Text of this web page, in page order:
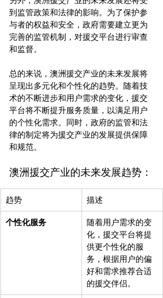
到监管政策和法律的影响。为了保护参
与者的权益和安全，政府需要建立更为
完善的监管机制，对援交平台进行审查
和监督。
总的来说，澳洲援交产业的未来发展将
呈现出多元化和个性化的趋势。随着技
术的不断进步和用户需求的变化，援交
平台将不断提升服务质量，以满足用户
的个性化需求。同时，政府的监管和法
律的制定将为援交产业的发展提供保障
澳洲援交产业的未来发展趋势：
趋势 描述
个性化服务
随着用户需求的变
化，援交平台将提
供更个性化的服
务，根据用户的偏
好和需求推荐合适
的援交伴侣。